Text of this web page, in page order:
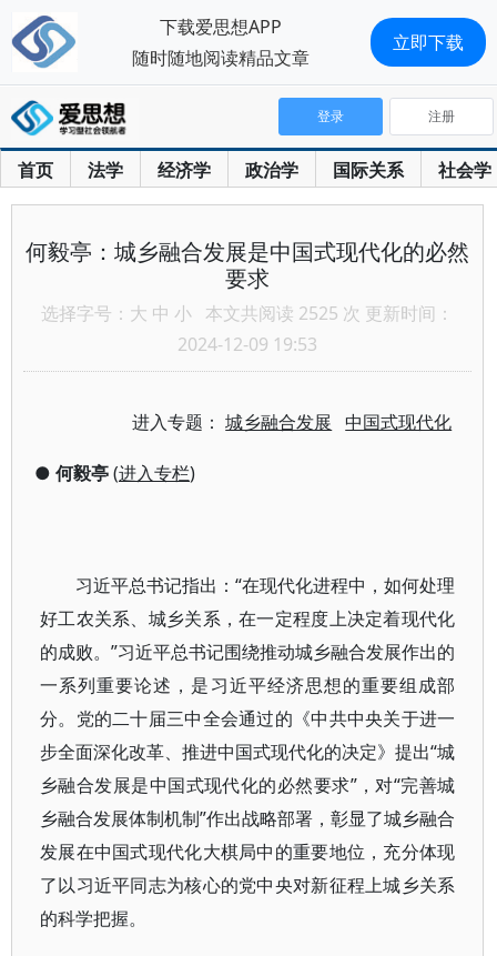
首页 法学 经济学 政治学 国际关系 社会学
登录 注册
何毅亭：城乡融合发展是中国式现代化的必然
要求
选择字号： 大 中 小 本文共阅读 2525 次 更新时间：
2024-12-09 19:53
进入专题：城乡融合发展 中国式现代化
● 何毅亭(进入专栏)
习近平总书记指出：“在现代化进程中，如何处理
好工农关系、城乡关系，在一定程度上决定着现代化
的成败。”习近平总书记围绕推动城乡融合发展作出的
一系列重要论述，是习近平经济思想的重要组成部
分。党的二十届三中全会通过的《中共中央关于进一
步全面深化改革、推进中国式现代化的决定》提出“城
乡融合发展是中国式现代化的必然要求”，对“完善城
乡融合发展体制机制”作出战略部署，彰显了城乡融合
发展在中国式现代化大棋局中的重要地位，充分体现
了以习近平同志为核心的党中央对新征程上城乡关系
的科学把握。
下载爱思想APP
随时随地阅读精品文章
立即下载